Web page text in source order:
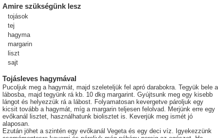
Amire szükségünk lesz
tojások
tej
hagyma
margarin
liszt
sajt
Tojásleves hagymával
Pucoljuk meg a hagymát, majd szeleteljük fel apró darabokra. Tegyük bele a
lábosba, majd tegyünk rá kb. 10 dkg margarint. Gyújtsunk meg egy kisebb
lángot és helyezzük rá a lábost. Folyamatosan kevergetve pároljuk egy
kicsit tovább a hagymát, míg a margarin teljesen felolvad. Merjünk erre egy
evőkanál lisztet, használhatunk biolisztet is. Keverjük meg ismét jó
alaposan.
Ezután jöhet a szintén egy evőkanál Vegeta és egy deci víz. Igyekezzünk